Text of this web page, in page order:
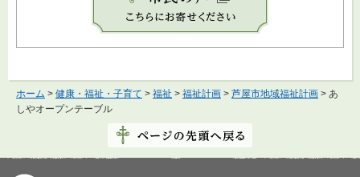
ホーム > 健康・福祉・子育て > 福祉 > 福祉計画 > 芦屋市地域福祉計画 > あ
しやオープンテーブル